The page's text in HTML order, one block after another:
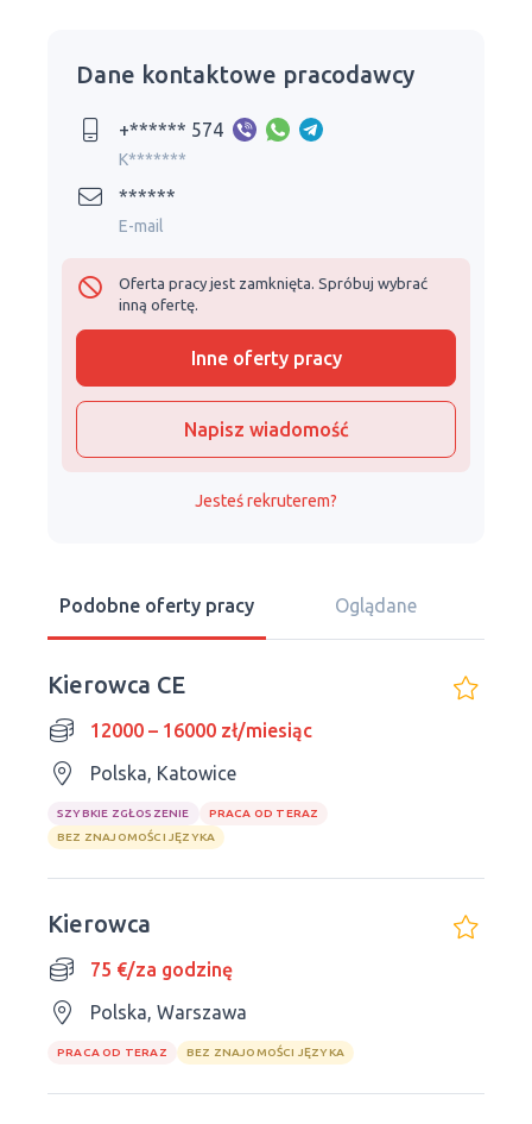
Dane kontaktowe pracodawcy
+****** 574
K*******
******
E-mail
Oferta pracy jest zamknięta. Spróbuj wybrać
inną ofertę.
Inne oferty pracy
Napisz wiadomość
Jesteś rekruterem?
Podobne oferty pracy Oglądane
Kierowca CE
12000 – 16000 zł/miesiąc
Polska, Katowice
SZYBKIE ZGŁOSZENIE
PRACA OD TERAZ
BEZ ZNAJOMOŚCI JĘZYKA
Kierowca
75 €/za godzinę
Polska, Warszawa
PRACA OD TERAZ BEZ ZNAJOMOŚCI JĘZYKA